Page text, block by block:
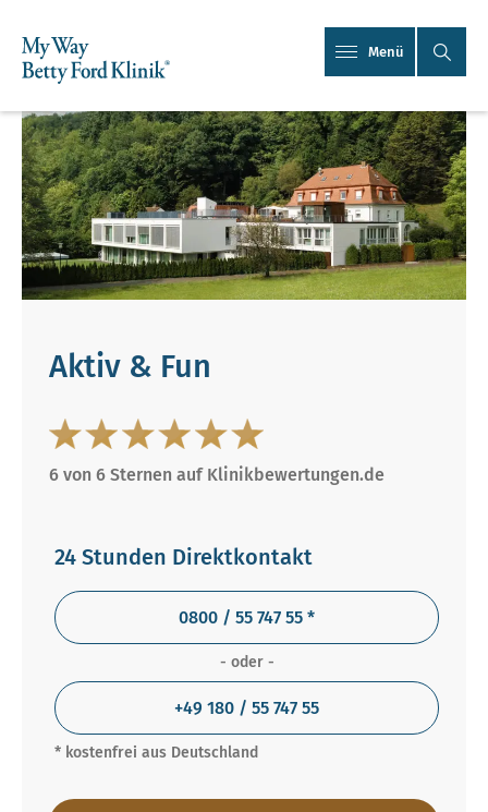
Menü
Aktiv & Fun
6 von 6 Sternen auf Klinikbewertungen.de
24 Stunden Direktkontakt
0800 / 55 747 55 *
- oder -
+49 180 / 55 747 55
* kostenfrei aus Deutschland